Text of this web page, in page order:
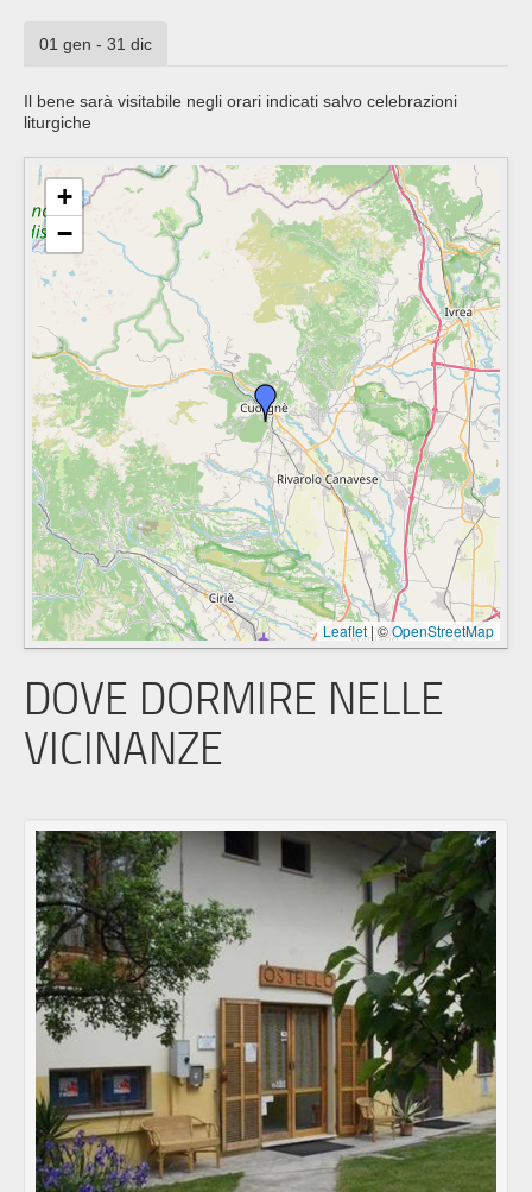
01 gen - 31 dic
Il bene sarà visitabile negli orari indicati salvo celebrazioni
liturgiche
+
−
Leaflet |©OpenStreetMap
DOVE DORMIRE NELLE
VICINANZE